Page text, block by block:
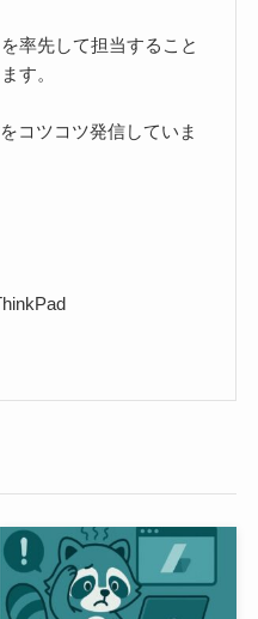
率先して担当すること
す。
コツコツ発信していま